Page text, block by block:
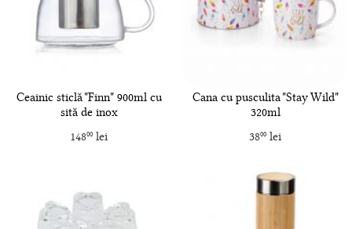
Ceainic sticlă "Finn" 900ml cu
sită de inox
14800 lei
Cana cu pusculita "Stay Wild"
320ml
3800lei